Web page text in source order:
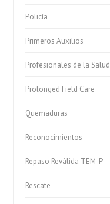
Policía
Primeros Auxilios
Profesionales de la Salud
Prolonged Field Care
Quemaduras
Reconocimientos
Repaso Reválida TEM-P
Rescate